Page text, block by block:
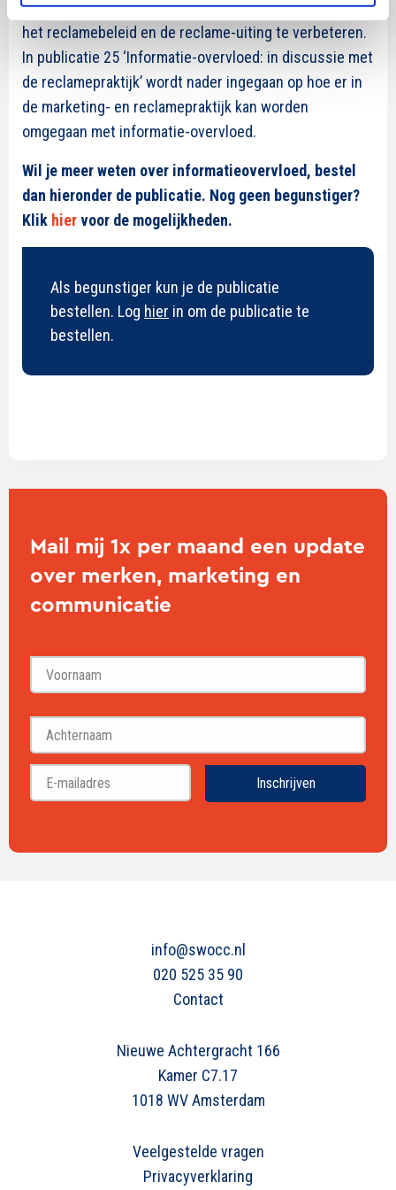
kwantiteit op te schroeven, maar door de kwaliteit van
het reclamebeleid en de reclame-uiting te verbeteren.
In publicatie 25 ‘Informatie-overvloed: in discussie met
de reclamepraktijk’ wordt nader ingegaan op hoe er in
de marketing- en reclamepraktijk kan worden
omgegaan met informatie-overvloed.
Wil je meer weten over informatieovervloed, bestel
dan hieronder de publicatie. Nog geen begunstiger?
Klik hiervoor de mogelijkheden.
Als begunstiger kun je de publicatie
bestellen. Log hier in om de publicatie te
bestellen.
Mail mij 1x per maand een update
over merken, marketing en
communicatie
Voornaam
Inschrijven
info@swocc.nl
020 525 35 90
Contact
Nieuwe Achtergracht 166
Kamer C7.17
1018 WV Amsterdam
Veelgestelde vragen
Privacyverklaring